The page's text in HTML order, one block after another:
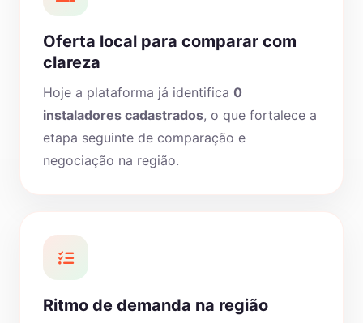
Oferta local para comparar com
clareza
Hoje a plataforma já identifica 0
instaladores cadastrados, o que fortalece a
etapa seguinte de comparação e
negociação na região.
Ritmo de demanda na região